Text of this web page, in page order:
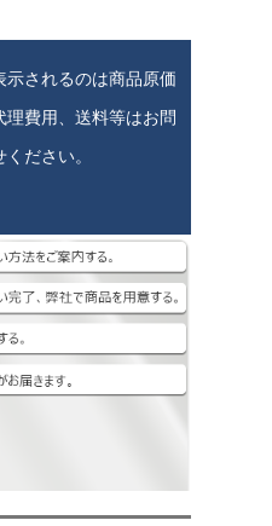
示されるのは商品原価
理費用、送料等はお問
ださい。